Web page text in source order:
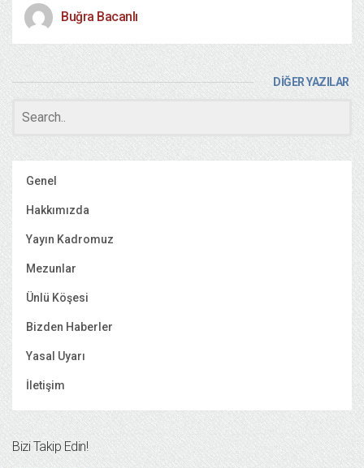
Buğra Bacanlı
DİĞER YAZILAR
Genel
Hakkımızda
Yayın Kadromuz
Mezunlar
Ünlü Köşesi
Bizden Haberler
Yasal Uyarı
İletişim
Bizi Takip Edin!